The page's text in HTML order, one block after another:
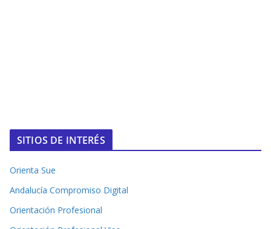
SITIOS DE INTERÉS
Orienta Sue
Andalucía Compromiso Digital
Orientación Profesional